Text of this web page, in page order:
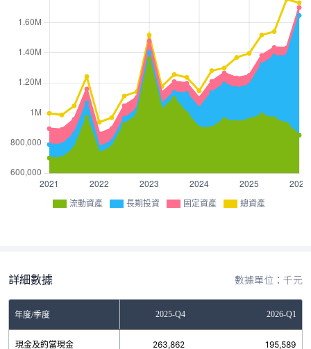
流動資產 長期投資 固定資產 總資產
詳細數據 數據單位：千元
年度/季度2025-Q3 2025-Q4 2026-Q1
現金及約當現金
257,362 263,862 195,589